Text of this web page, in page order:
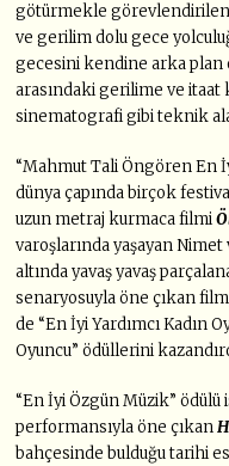
götürmekle görevlendirilen
ve gerilim dolu gece
gecesini kendine arka
arasındaki gerilime ve
sinematografi gibi teknik
“Mahmut Tali Öngören En
dünya çapında birçok
uzun metraj kurmaca filmi
varoşlarında yaşayan
altında yavaş yavaş
senaryosuyla öne çıkan
de “En İyi Yardımcı Kadın
Oyuncu” ödüllerini
“En İyi Özgün Müzik” ödülü
performansıyla öne çıkan
bahçesinde bulduğu tarihi